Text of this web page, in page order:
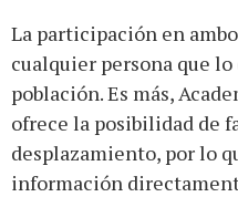
La participación en
cualquier persona que
población. Es más,
ofrece la posibilidad de
desplazamiento, por lo
información